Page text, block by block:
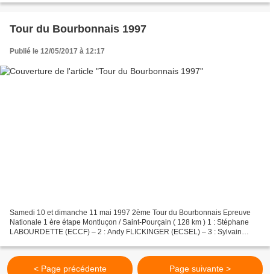
Tour du Bourbonnais 1997
Publié le 12/05/2017 à 12:17
Samedi 10 et dimanche 11 mai 1997 2ème Tour du Bourbonnais Epreuve
Nationale 1 ère étape Montluçon / Saint-Pourçain ( 128 km ) 1 : Stéphane
LABOURDETTE (ECCF) – 2 : Andy FLICKINGER (ECSEL) – 3 : Sylvain
< Page précédente Page suivante >